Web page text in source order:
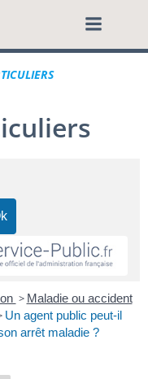
de
> Maladie ou accident
Un agent public peut-il
arrêt maladie ?